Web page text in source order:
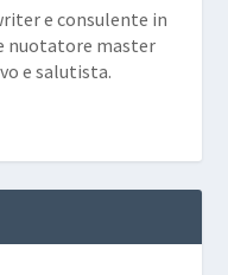
e consulente in
nuotatore master
e salutista.